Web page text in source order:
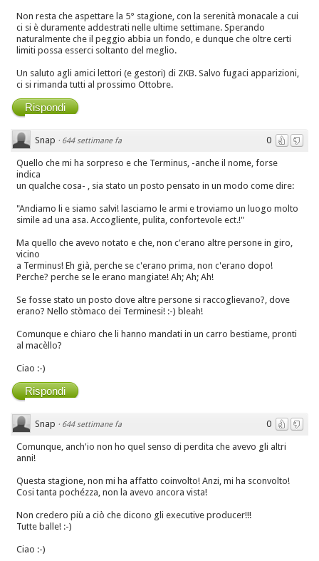
Non resta che aspettare la 5° stagione, con la serenità monacale a cui
ci si è duramente addestrati nelle ultime settimane. Sperando
naturalmente che il peggio abbia un fondo, e dunque che oltre certi
limiti possa esserci soltanto del meglio.
Un saluto agli amici lettori (e gestori) di ZKB. Salvo fugaci apparizioni,
ci si rimanda tutti al prossimo Ottobre.
Rispondi
0
Snap · 644 settimane fa
Quello che mi ha sorpreso e che Terminus, -anche il nome, forse
indica
un qualche cosa- , sia stato un posto pensato in un modo come dire:
"Andiamo li e siamo salvi! lasciamo le armi e troviamo un luogo molto
simile ad una asa. Accogliente, pulita, confortevole ect.!"
Ma quello che avevo notato e che, non c'erano altre persone in giro,
vicino
a Terminus! Eh già, perche se c'erano prima, non c'erano dopo!
Perche? perche se le erano mangiate! Ah; Ah; Ah!
Se fosse stato un posto dove altre persone si raccoglievano?, dove
erano? Nello stòmaco dei Terminesi! :-) bleah!
Comunque e chiaro che li hanno mandati in un carro bestiame, pronti
al macèllo?
Ciao :-)
Rispondi
0
Snap · 644 settimane fa
Comunque, anch'io non ho quel senso di perdita che avevo gli altri
anni!
Questa stagione, non mi ha affatto coinvolto! Anzi, mi ha sconvolto!
Cosi tanta pochézza, non la avevo ancora vista!
Non credero più a ciò che dicono gli executive producer!!!
Tutte balle! :-)
Ciao :-)